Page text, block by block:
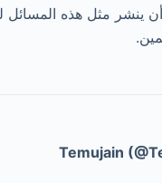
ينشر مثل هذه المسائل
Temujain